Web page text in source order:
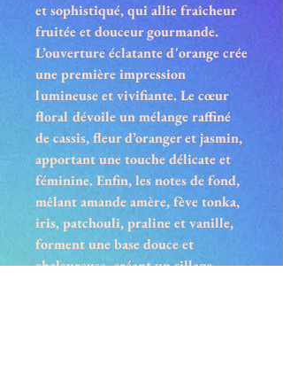
et sophistiqué, qui allie fraîcheur
fruitée et douceur gourmande.
L’ouverture éclatante d'orange crée
une première impression
lumineuse et vivifiante. Le cœur
floral dévoile un mélange raffiné
de cassis, fleur d’oranger et jasmin,
apportant une touche délicate et
féminine. Enfin, les notes de fond,
mêlant amande amère, fève tonka,
iris, patchouli, praline et vanille,
forment une base douce et
chaleureuse, créant un sillage